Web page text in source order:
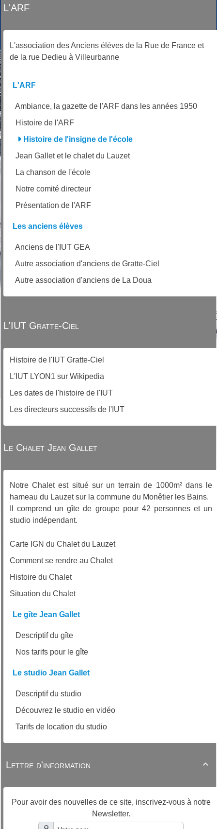
L'ARF
L'association des Anciens élèves de la Rue de France et
de la rue Dedieu à Villeurbanne
L'ARF
Ambiance, la gazette de l'ARF dans les années 1950
Histoire de l'ARF
Histoire de l'insigne de l'école
Jean Gallet et le chalet du Lauzet
La chanson de l'école
Notre comité directeur
Présentation de l'ARF
Les anciens élèves
Anciens de l'IUT GEA
Autre association d'anciens de Gratte-Ciel
Autre association d'anciens de La Doua
L'IUT Gratte-Ciel
Histoire de l'IUT Gratte-Ciel
L'IUT LYON1 sur Wikipedia
Les dates de l'histoire de l'IUT
Les directeurs successifs de l'IUT
Le Chalet Jean Gallet
Notre Chalet est situé sur un terrain de 1000m² dans le
hameau du Lauzet sur la commune du Monêtier les Bains.
Il comprend un gîte de groupe pour 42 personnes et un
studio indépendant.
Carte IGN du Chalet du Lauzet
Comment se rendre au Chalet
Histoire du Chalet
Situation du Chalet
Le gîte Jean Gallet
Descriptif du gîte
Nos tarifs pour le gîte
Le studio Jean Gallet
Descriptif du studio
Découvrez le studio en vidéo
Tarifs de location du studio

Lettre d'information
Pour avoir des nouvelles de ce site, inscrivez-vous à notre
Newsletter.